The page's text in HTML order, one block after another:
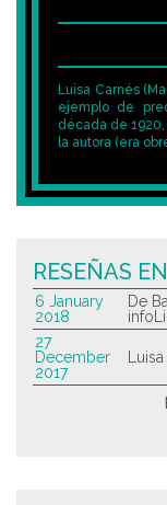
Luisa Carnés
ejemplo de
década de
la autora (era
RESEÑAS
6 January
2018
De
27
December
2017